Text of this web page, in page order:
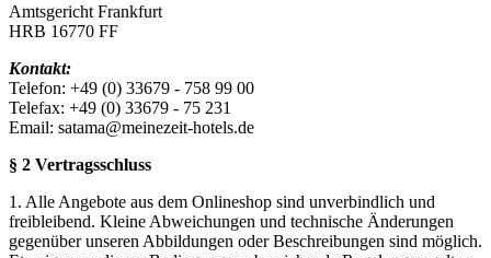
Amtsgericht Frankfurt
HRB 16770 FF
Kontakt:
Telefon: +49 (0) 33679 - 758 99 00
Telefax: +49 (0) 33679 - 75 231
Email: satama@meinezeit-hotels.de
§ 2 Vertragsschluss
1. Alle Angebote aus dem Onlineshop sind unverbindlich und
freibleibend. Kleine Abweichungen und technische Änderungen
gegenüber unseren Abbildungen oder Beschreibungen sind möglich.